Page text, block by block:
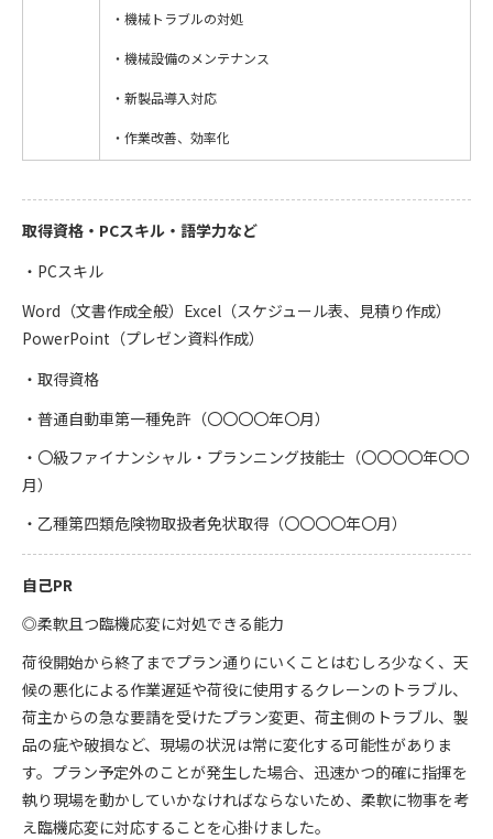
・機械トラブルの対処
・機械設備のメンテナンス
・新製品導入対応
・作業改善、効率化
取得資格・PCスキル・語学力など
PCスキル
Word（文書作成全般）Excel（スケジュール表、見積り作成）
PowerPoint（プレゼン資料作成）
取得資格
・普通自動車第一種免許（〇〇〇〇年〇月）
・〇級ファイナンシャル・プランニング技能士（〇〇〇〇年〇〇
月）
・乙種第四類危険物取扱者免状取得（〇〇〇〇年〇月）
自己PR
◎柔軟且つ臨機応変に対処できる能力
荷役開始から終了までプラン通りにいくことはむしろ少なく、天
候の悪化による作業遅延や荷役に使用するクレーンのトラブル、
荷主からの急な要請を受けたプラン変更、荷主側のトラブル、製
品の疵や破損など、現場の状況は常に変化する可能性がありま
す。プラン予定外のことが発生した場合、迅速かつ的確に指揮を
執り現場を動かしていかなければならないため、柔軟に物事を考
え臨機応変に対応することを心掛けました。